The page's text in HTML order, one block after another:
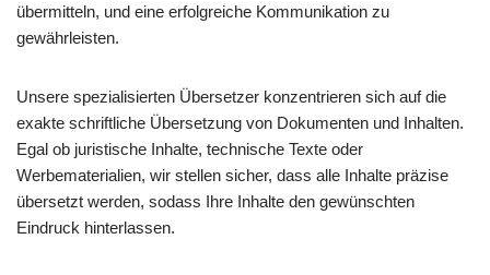
übermitteln, und eine erfolgreiche Kommunikation zu
gewährleisten.
Unsere spezialisierten Übersetzer konzentrieren sich auf die
exakte schriftliche Übersetzung von Dokumenten und Inhalten.
Egal ob juristische Inhalte, technische Texte oder
Werbematerialien, wir stellen sicher, dass alle Inhalte präzise
übersetzt werden, sodass Ihre Inhalte den gewünschten
Eindruck hinterlassen.